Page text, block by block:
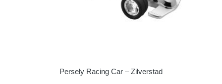
Persely Racing Car – Zilverstad